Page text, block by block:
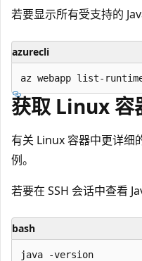
若要显示所有受支持的
azurecli
获取 Linux 容
有关 Linux 容器中更详细
例。
若要在 SSH 会话中查看
bash